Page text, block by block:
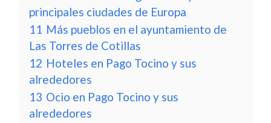
principales ciudades de Europa
11 Más pueblos en el ayuntamiento de
Las Torres de Cotillas
12 Hoteles en Pago Tocino y sus
alrededores
13 Ocio en Pago Tocino y sus
alrededores